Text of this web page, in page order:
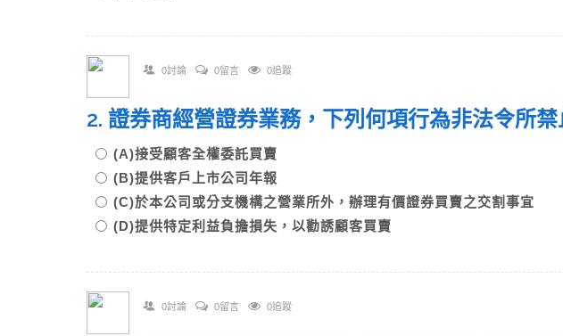
0討論 0留言 0追蹤
2. 證券商經營證券業務，下列何項行為非法令所
(A)接受顧客全權委託買賣
(B)提供客戶上市公司年報
(C)於本公司或分支機構之營業所外，辦理有價證券買賣之交割事宜
(D)提供特定利益負擔損失，以勸誘顧客買賣
0討論 0留言 0追蹤